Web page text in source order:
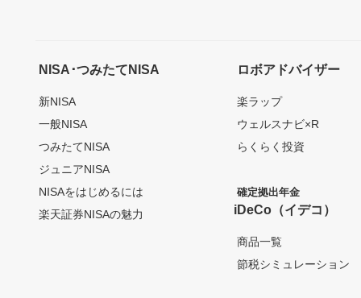
NISA･つみたてNISA
新NISA
一般NISA
つみたてNISA
ジュニアNISA
NISAをはじめるには
楽天証券NISAの魅力
ロボアドバイザー
楽ラップ
ウェルスナビ×R
らくらく投資
確定拠出年金
iDeCo（イデコ）
商品一覧
節税シミュレーション